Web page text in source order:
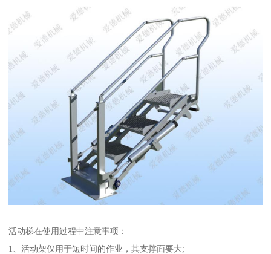
活动梯在使用过程中注意事项：
1、活动架仅用于短时间的作业，其支撑面要大;